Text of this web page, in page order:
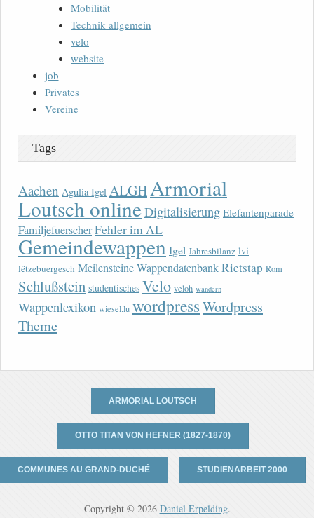
Mobilität
Technik allgemein
velo
website
job
Privates
Vereine
Tags
Aachen Agulia Igel ALGHArmorial
Loutsch onlineDigitalisierung Elefantenparade
FamiljefuerscherFehler im AL
Gemeindewappen Igel Jahresbilanz lvi
lëtzebuergesch Meilensteine WappendatenbankRietstap Rom
Schlußstein studentisches Velo veloh wandern
Wappenlexikon wiesel.lu wordpressWordpress
Theme
ARMORIAL LOUTSCH
OTTO TITAN VON HEFNER (1827-1870)
COMMUNES AU GRAND-DUCHÉ STUDIENARBEIT 2000
Copyright © 2026 Daniel Erpelding.